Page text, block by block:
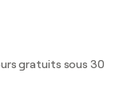
gratuits sous 30